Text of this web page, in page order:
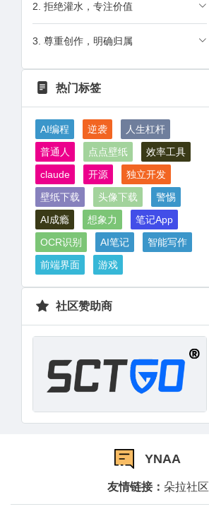
2. 拒绝灌水，专注价值
3. 尊重创作，明确归属
热门标签
AI编程 逆袭
人生杠杆
普通人
点点壁纸
效率工具
claude
开源
独立开发
壁纸下载
头像下载
警惕
AI成瘾
想象力
笔记App
OCR识别
AI笔记
智能写作
前端界面
游戏
社区赞助商
YNAA
友情链接： 朵拉社区